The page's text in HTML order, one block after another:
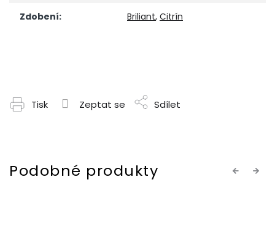
Zdobení: Briliant, Citrín
Tisk Zeptat se Sdílet
Previous
Next